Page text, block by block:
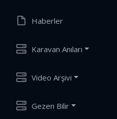
Haberler
Karavan Anıları
Video Arşivi
Gezen Bilir